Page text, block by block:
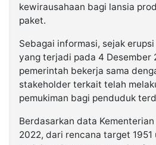
kewirausahaan bagi lansia
paket.
Sebagai informasi, sejak erupsi
yang terjadi pada 4 Desember
pemerintah bekerja sama
stakeholder terkait telah
pemukiman bagi penduduk
Berdasarkan data Kementerian
2022, dari rencana target